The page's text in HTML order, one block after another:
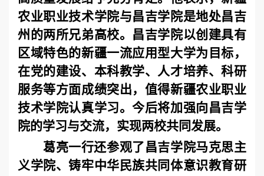
农业职业技术学院与昌吉学院是地处昌吉
州的两所兄弟高校。昌吉学院以创建具有
区域特色的新疆一流应用型大学为目标，
在党的建设、本科教学、人才培养、科研
服务等方面成绩突出，值得新疆农业职业
技术学院认真学习。今后将加强向昌吉学
院的学习与交流，实现两校共同发展。
葛亮一行还参观了昌吉学院马克思主
义学院、铸牢中华民族共同体意识教育研